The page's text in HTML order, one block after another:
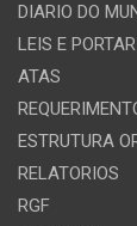
DIARIO DO
LEIS E
ATAS
ESTRUTURA
RELATORIOS
RGF